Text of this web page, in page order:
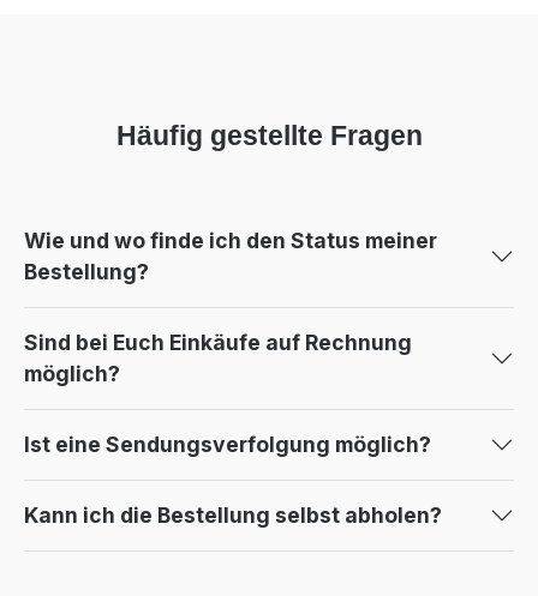
Häufig gestellte Fragen
Wie und wo finde ich den Status meiner
Bestellung?
Sind bei Euch Einkäufe auf Rechnung
möglich?
Ist eine Sendungsverfolgung möglich?
Kann ich die Bestellung selbst abholen?